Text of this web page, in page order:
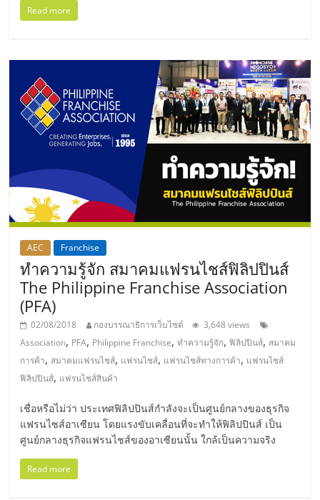
ขาย
หน้า
ลงทุน
คืน
ทุน
การ
ลงทุน
และ
ขยาย
ขา
แฟ
รน
ไชส์,
ศูนย์
แฟ
รน
ไชส์
พร้อม
ทำเล
Read more
AEC Franchise
ทำความรู้จัก สมาคมแฟรนไชส์ฟิลิปปินส์
The Philippine Franchise Association
(PFA)
02/08/2018 กองบรรณาธิการเว็บไซต์
3,648 views
Association, PFA, Philippine Franchise,ทำความรู้จัก,ฟิลิปปินส์, สมาคม
การค้า, สมาคมแฟรนไชส์, แฟรนไชส์, แฟรนไชส์ทางการค้า, แฟรนไชส์
ฟิลิปปินส์, แฟรนไชส์สินค้า
เชื่อหรือไม่ว่า ประเทศฟิลิปปินส์กำลังจะเป็นศูนย์กลางของธุรกิจ
แฟรนไซส์อาเซียน โดยแรงขับเคลื่อนที่จะทำให้ฟิลิปปินส์ เป็น
ศูนย์กลางธุรกิจแฟรนไชส์ของอาเซียนนั้น ใกล้เป็นความจริง
Read more